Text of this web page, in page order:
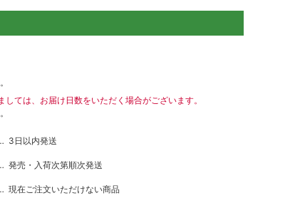
しては、お届け日数をいただく場合がございます。
3日以内発送
発売・入荷次第順次発送
現在ご注文いただけない商品